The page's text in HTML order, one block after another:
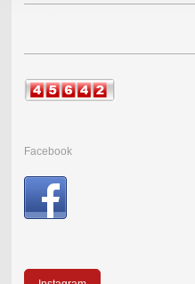
Facebook